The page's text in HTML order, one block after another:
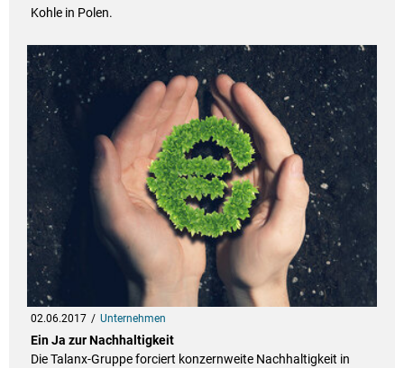
Kohle in Polen.
02.06.2017 Unternehmen
Ein Ja zur Nachhaltigkeit
Die Talanx-Gruppe forciert konzernweite Nachhaltigkeit in